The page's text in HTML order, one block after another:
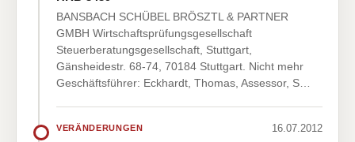
BANSBACH SCHÜBEL BRÖSZTL & PARTNER
GMBH Wirtschaftsprüfungsgesellschaft
Steuerberatungsgesellschaft, Stuttgart,
Gänsheidestr. 68-74, 70184 Stuttgart. Nicht mehr
Geschäftsführer: Eckhardt, Thomas, Assessor, S…
VERÄNDERUNGEN 16.07.2012